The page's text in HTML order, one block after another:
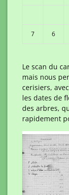
7 6
Le scan du
mais nous
cerisiers,
les dates de
des arbres,
rapidement